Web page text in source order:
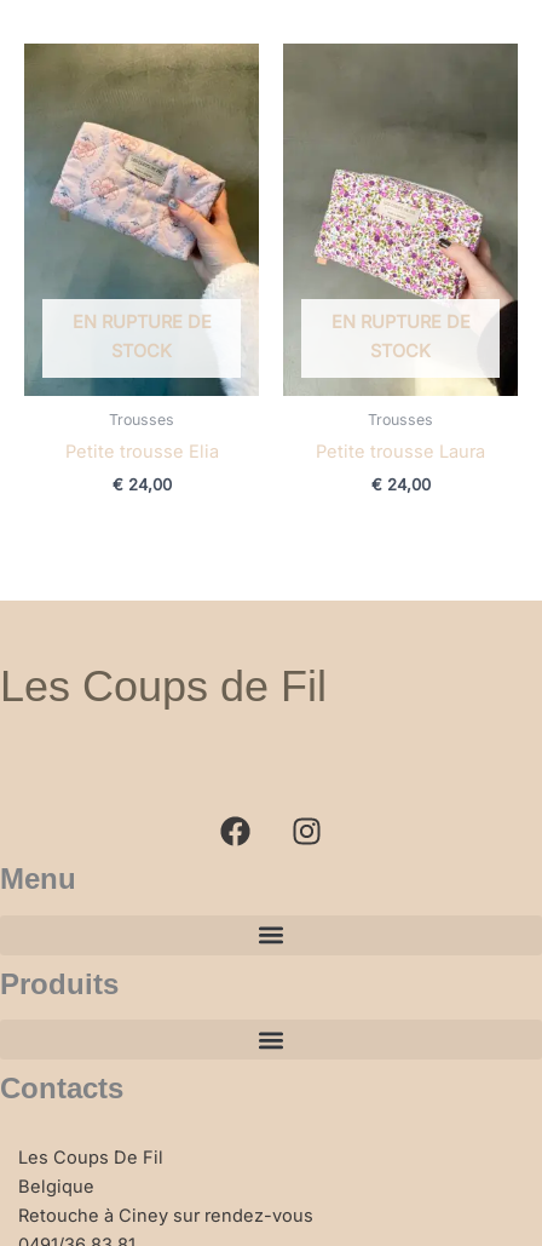
EN RUPTURE DE
STOCK
Trousses
Petite trousse Elia
€24,00
EN RUPTURE DE
STOCK
Trousses
Petite trousse Laura
€24,00
Les Coups de Fil
c
e
s
t
Menu
Produits
Contacts
Les Coups De Fil
Belgique
Retouche à Ciney sur rendez-vous